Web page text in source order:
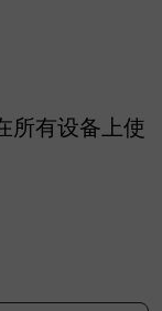
所有设备上使